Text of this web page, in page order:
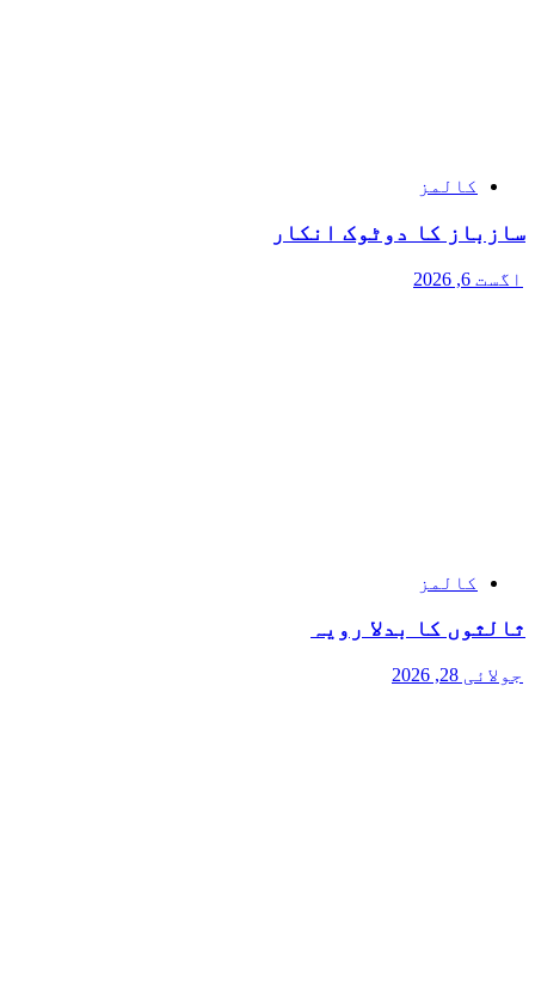
کالمز
سازباز کا دوٹوک انکار
اگست 6, 2026
کالمز
ثالثوں کا بدلا رویہ
جولائی 28, 2026